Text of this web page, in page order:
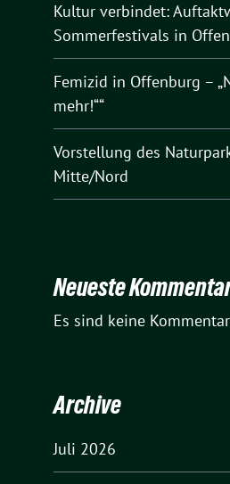
Kultur verbindet:
Sommerfestivals in
Femizid in Offenburg –
mehr!““
Vorstellung des
Mitte/Nord
Neueste
Es sind keine
Archive
Juli 2026